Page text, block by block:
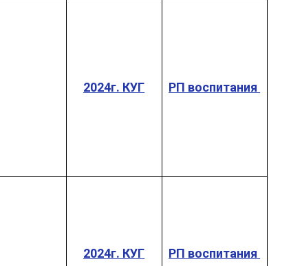
2024г. КУГ РП воспитания
2024г. КУГ РП воспитания